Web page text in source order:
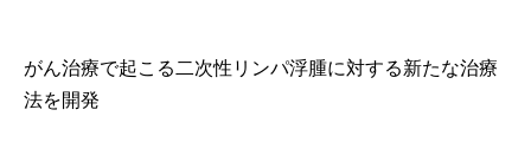
がん治療で起こる二次性リンパ浮腫に対する新たな治療
法を開発